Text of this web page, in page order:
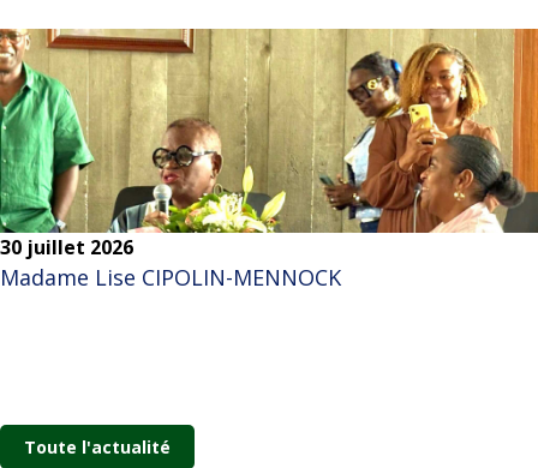
30 juillet 2026
Madame Lise CIPOLIN-MENNOCK
Toute l'actualité